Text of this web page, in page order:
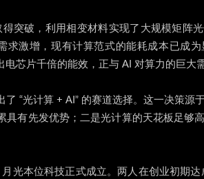
突破，利用相变材料实现了大规模矩阵
求激增，现有计算范式的能耗成本已成
芯片千倍的能效，正与 AI 对算力的巨大
“光计算 + AI” 的赛道选择。这一决策源
具有先发优势；二是光计算的天花板足够
光本位科技正式成立。两人在创业初期达